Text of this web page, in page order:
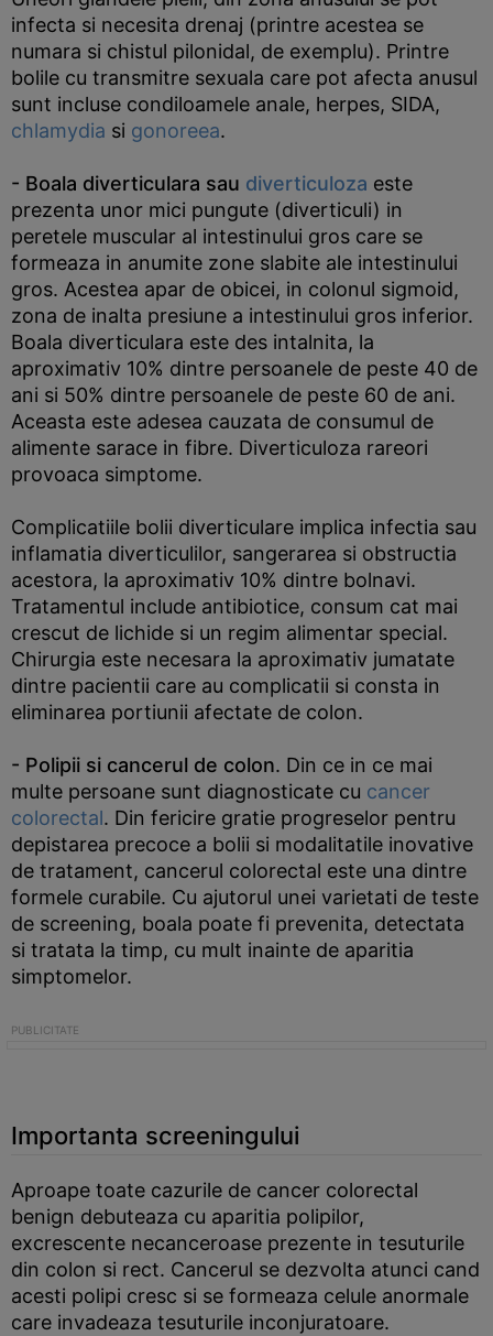
infecta si necesita drenaj (printre acestea se
numara si chistul pilonidal, de exemplu). Printre
bolile cu transmitre sexuala care pot afecta anusul
sunt incluse condiloamele anale, herpes, SIDA,
chlamydia si gonoreea.
- Boala diverticulara sau diverticuloza este
prezenta unor mici pungute (diverticuli) in
peretele muscular al intestinului gros care se
formeaza in anumite zone slabite ale intestinului
gros. Acestea apar de obicei, in colonul sigmoid,
zona de inalta presiune a intestinului gros inferior.
Boala diverticulara este des intalnita, la
aproximativ 10% dintre persoanele de peste 40 de
ani si 50% dintre persoanele de peste 60 de ani.
Aceasta este adesea cauzata de consumul de
alimente sarace in fibre. Diverticuloza rareori
provoaca simptome.
Complicatiile bolii diverticulare implica infectia sau
inflamatia diverticulilor, sangerarea si obstructia
acestora, la aproximativ 10% dintre bolnavi.
Tratamentul include antibiotice, consum cat mai
crescut de lichide si un regim alimentar special.
Chirurgia este necesara la aproximativ jumatate
dintre pacientii care au complicatii si consta in
eliminarea portiunii afectate de colon.
- Polipii si cancerul de colon. Din ce in ce mai
multe persoane sunt diagnosticate cu cancer
colorectal. Din fericire gratie progreselor pentru
depistarea precoce a bolii si modalitatile inovative
de tratament, cancerul colorectal este una dintre
formele curabile. Cu ajutorul unei varietati de teste
de screening, boala poate fi prevenita, detectata
si tratata la timp, cu mult inainte de aparitia
simptomelor.
Importanta screeningului
Aproape toate cazurile de cancer colorectal
benign debuteaza cu aparitia polipilor,
excrescente necanceroase prezente in tesuturile
din colon si rect. Cancerul se dezvolta atunci cand
acesti polipi cresc si se formeaza celule anormale
care invadeaza tesuturile inconjuratoare.